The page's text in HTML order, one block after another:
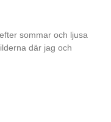
sommar och ljusa
där jag och